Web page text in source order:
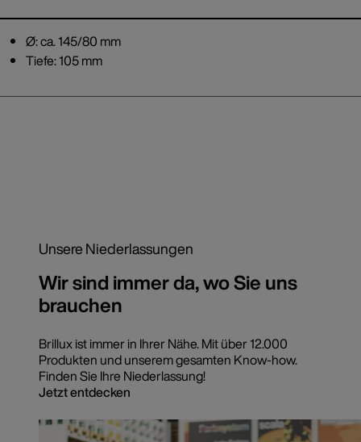
Ø: ca. 145/80 mm
Tiefe: 105 mm
Unsere Niederlassungen
Wir sind immer da, wo Sie uns
brauchen
Brillux ist immer in Ihrer Nähe. Mit über 12.000
Produkten und unserem gesamten Know-how.
Finden Sie Ihre Niederlassung!
Jetzt entdecken